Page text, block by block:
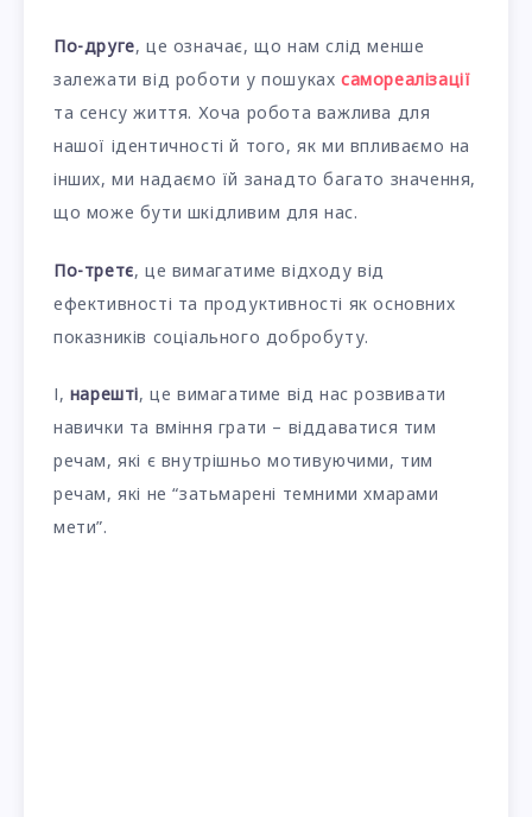
По-друге, це означає, що нам слід менше
залежати від роботи у пошукахсамореалізації
та сенсу життя. Хоча робота важлива для
нашої ідентичності й того, як ми впливаємо на
інших, ми надаємо їй занадто багато значення,
що може бути шкідливим для нас.
По-третє, це вимагатиме відходу від
ефективності та продуктивності як основних
показників соціального добробуту.
І, нарешті, це вимагатиме від нас розвивати
навички та вміння грати – віддаватися тим
речам, які є внутрішньо мотивуючими, тим
речам, які не “затьмарені темними хмарами
мети”.